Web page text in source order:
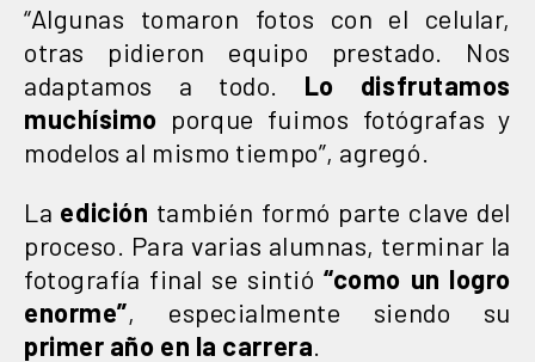
“Algunas tomaron fotos con el celular,
otras pidieron equipo prestado. Nos
adaptamos a todo.
Lo disfrutamos
muchísimo porque fuimos fotógrafas y
modelos al mismo tiempo”, agregó.
La edición también formó parte clave del
proceso. Para varias alumnas, terminar la
fotografía final se sintió“como un logro
enorme”, especialmente siendo su
primer año en la carrera